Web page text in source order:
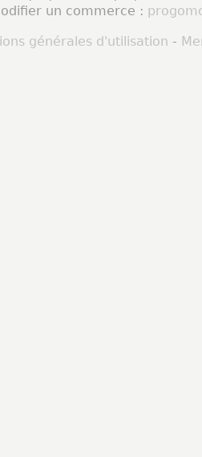
un commerce :
générales d'utilisation -